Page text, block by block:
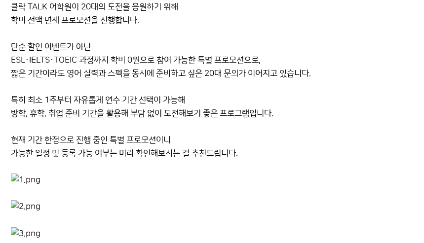
클락 TALK 어학원이 20대의 도전을 응원하기 위해
학비 전액 면제 프로모션을 진행합니다.
단순 할인 이벤트가 아닌
ESL·IELTS·TOEIC 과정까지 학비 0원으로 참여 가능한 특별 프로모션으로,
짧은 기간이라도 영어 실력과 스펙을 동시에 준비하고 싶은 20대 문의가 이어지고 있습니다.
특히 최소 1주부터 자유롭게 연수 기간 선택이 가능해
방학, 휴학, 취업 준비 기간을 활용해 부담 없이 도전해보기 좋은 프로그램입니다.
현재 기간 한정으로 진행 중인 특별 프로모션이니
가능한 일정 및 등록 가능 여부는 미리 확인해보시는 걸 추천드립니다.